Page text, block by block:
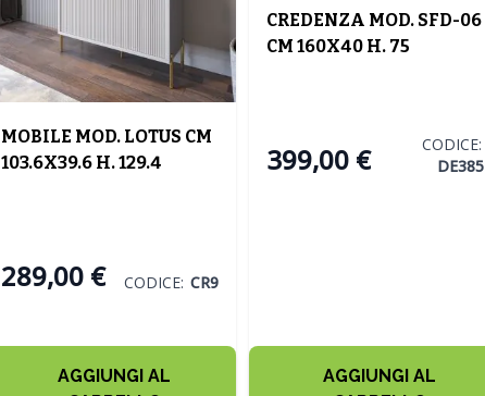
MOBILE MOD. LOTUS CM
103.6X39.6 H. 129.4
289,00 € CODICE: CR9
AGGIUNGI AL
CREDENZA MOD. SFD-06
CM 160X40 H. 75
399,00 €
CODICE:
DE385
AGGIUNGI AL